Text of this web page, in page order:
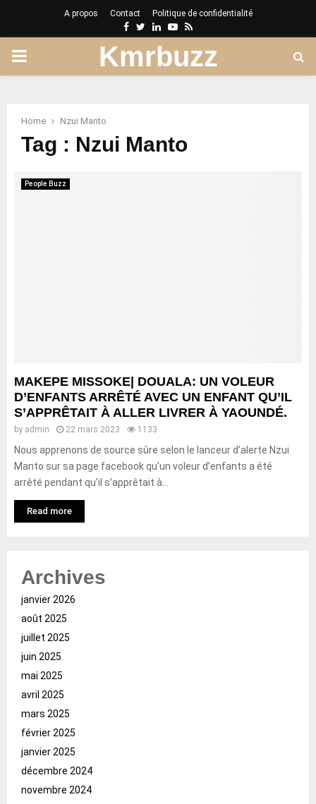
A propos Contact Politique de confidentialité
Facebook
Twitter
LinkedinYoutube
Rss
PRIMARY
Kmrbuzz
Home Nzui Manto
Tag : Nzui Manto
People Buzz
MAKEPE MISSOKE| DOUALA: UN VOLEUR
D’ENFANTS ARRÊTÉ AVEC UN ENFANT QU’IL
S’APPRÊTAIT À ALLER LIVRER À YAOUNDÉ.
by admin 22 mars 2023 1133
Nous apprenons de source sûre selon le lanceur d’alerte Nzui
Manto sur sa page facebook qu’un voleur d’enfants a été
arrêté pendant qu’il s’apprêtait à...
Read more
Archives
janvier 2026
août 2025
juillet 2025
juin 2025
mai 2025
avril 2025
mars 2025
février 2025
janvier 2025
décembre 2024
novembre 2024